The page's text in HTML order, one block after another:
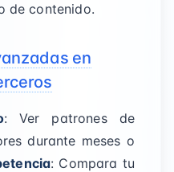
de contenido.
en
: Ver patrones de
durante meses o
: Compara tu